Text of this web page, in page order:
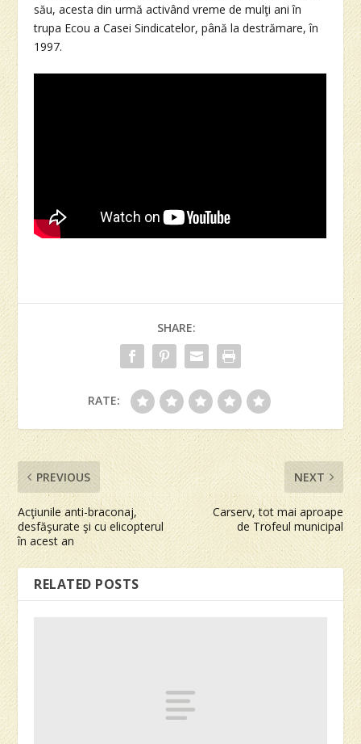
său, acesta din urmă activând vreme de mulţi ani în
trupa Ecou a Casei Sindicatelor, până la destrămare, în
1997.
SHARE:
RATE:
PREVIOUS
Acţiunile anti-braconaj,
desfăşurate şi cu elicopterul
în acest an
NEXT
Carserv, tot mai aproape
de Trofeul municipal
RELATED POSTS